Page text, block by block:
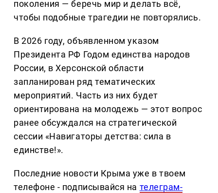
поколения — беречь мир и делать всё,
чтобы подобные трагедии не повторялись.
В 2026 году, объявленном указом
Президента РФ Годом единства народов
России, в Херсонской области
запланирован ряд тематических
мероприятий. Часть из них будет
ориентирована на молодежь — этот вопрос
ранее обсуждался на стратегической
сессии «Навигаторы детства: сила в
единстве!».
Последние новости Крыма уже в твоем
телефоне - подписывайся на телеграм-